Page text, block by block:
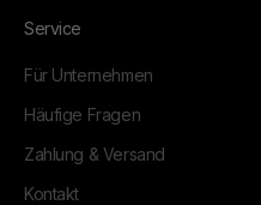
Service
Für Unternehmen
Häufige Fragen
Zahlung & Versand
Kontakt